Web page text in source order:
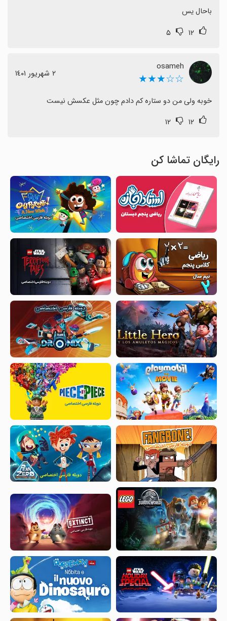
باحال یس
۱۲ ۵
osameh
☆☆★★★ ٢ شهریور ١٤٠١
خوبه ولی من دو ستاره کم دادم چون مثل عکسش نیست
۱۲ ۱۲
رایگان تماشا کن